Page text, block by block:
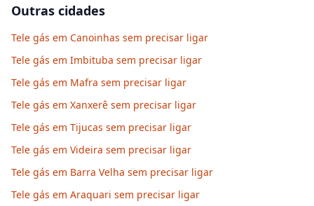
Outras cidades
Tele gás em Canoinhas sem precisar ligar
Tele gás em Imbituba sem precisar ligar
Tele gás em Mafra sem precisar ligar
Tele gás em Xanxerê sem precisar ligar
Tele gás em Tijucas sem precisar ligar
Tele gás em Videira sem precisar ligar
Tele gás em Barra Velha sem precisar ligar
Tele gás em Araquari sem precisar ligar